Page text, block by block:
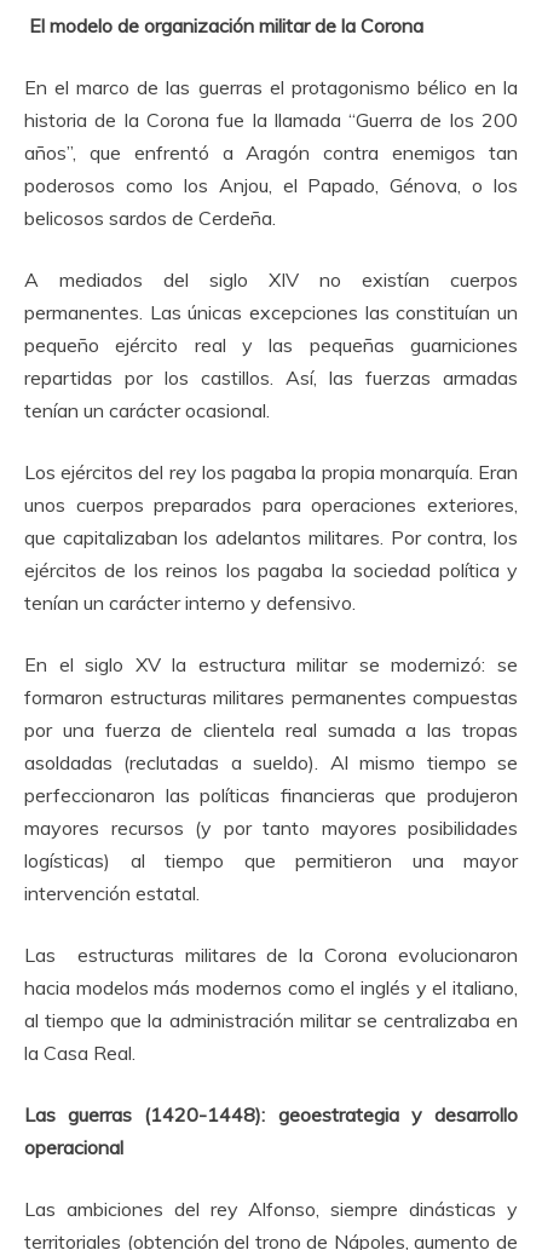
El modelo de organización militar de la Corona
En el marco de las guerras el protagonismo bélico en la
historia de la Corona fue la llamada “Guerra de los 200
años”, que enfrentó a Aragón contra enemigos tan
poderosos como los Anjou, el Papado, Génova, o los
belicosos sardos de Cerdeña.
A mediados del siglo XIV no existían cuerpos
permanentes. Las únicas excepciones las constituían un
pequeño ejército real y las pequeñas guarniciones
repartidas por los castillos. Así, las fuerzas armadas
tenían un carácter ocasional.
Los ejércitos del rey los pagaba la propia monarquía. Eran
unos cuerpos preparados para operaciones exteriores,
que capitalizaban los adelantos militares. Por contra, los
ejércitos de los reinos los pagaba la sociedad política y
tenían un carácter interno y defensivo.
En el siglo XV la estructura militar se modernizó: se
formaron estructuras militares permanentes compuestas
por una fuerza de clientela real sumada a las tropas
asoldadas (reclutadas a sueldo). Al mismo tiempo se
perfeccionaron las políticas financieras que produjeron
mayores recursos (y por tanto mayores posibilidades
logísticas) al tiempo que permitieron una mayor
intervención estatal.
Las estructuras militares de la Corona evolucionaron
hacia modelos más modernos como el inglés y el italiano,
al tiempo que la administración militar se centralizaba en
la Casa Real.
Las guerras (1420-1448): geoestrategia y desarrollo
operacional
Las ambiciones del rey Alfonso, siempre dinásticas y
territoriales (obtención del trono de Nápoles, aumento de